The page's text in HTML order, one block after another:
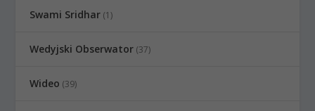
Swami Sridhar (1)
Wedyjski Obserwator (37)
Wideo (39)